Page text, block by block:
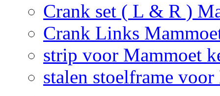
Crank set ( L & R )
Crank Links
strip voor Mammoet
stalen stoelframe